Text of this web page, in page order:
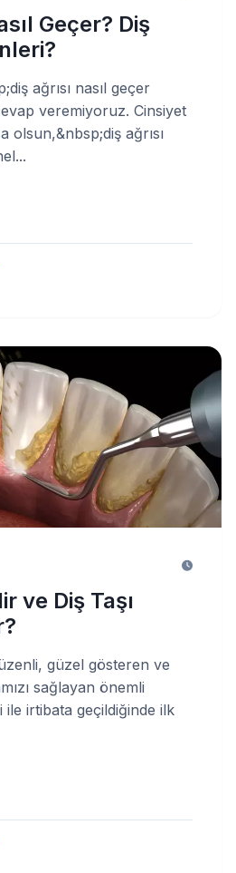
Geçer? Diş
ağrısı nasıl geçer
veremiyoruz. Cinsiyet
olsun,&nbsp;diş ağrısı
ve Diş Taşı
güzel gösteren ve
sağlayan önemli
ile irtibata geçildiğinde ilk